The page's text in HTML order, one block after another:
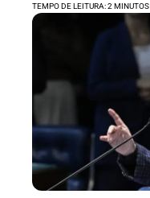
TEMPO DE LEITURA: 2 MINUTOS